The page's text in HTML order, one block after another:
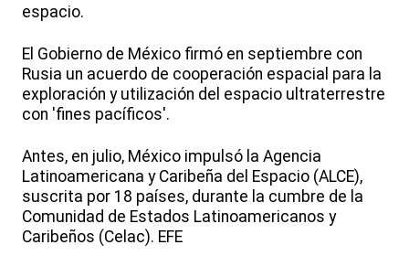
espacio.
El Gobierno de México firmó en septiembre con
Rusia un acuerdo de cooperación espacial para la
exploración y utilización del espacio ultraterrestre
con 'fines pacíficos'.
Antes, en julio, México impulsó la Agencia
Latinoamericana y Caribeña del Espacio (ALCE),
suscrita por 18 países, durante la cumbre de la
Comunidad de Estados Latinoamericanos y
Caribeños (Celac). EFE